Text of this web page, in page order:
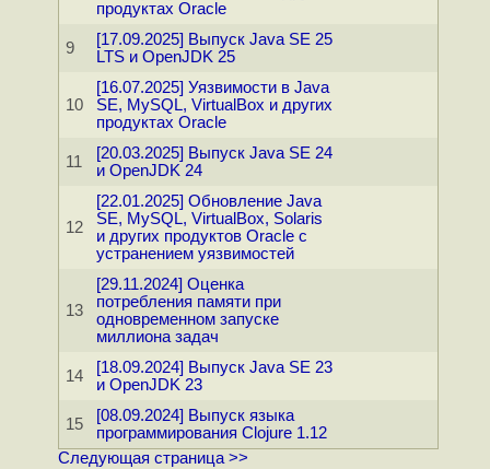
продуктах Oracle
9
[17.09.2025] Выпуск Java SE 25
LTS и OpenJDK 25
10
[16.07.2025] Уязвимости в Java
SE, MySQL, VirtualBox и других
продуктах Oracle
11
[20.03.2025] Выпуск Java SE 24
и OpenJDK 24
12
[22.01.2025] Обновление Java
SE, MySQL, VirtualBox, Solaris
и других продуктов Oracle с
устранением уязвимостей
13
[29.11.2024] Оценка
потребления памяти при
одновременном запуске
миллиона задач
14
[18.09.2024] Выпуск Java SE 23
и OpenJDK 23
15
[08.09.2024] Выпуск языка
программирования Clojure 1.12
Следующая страница >>